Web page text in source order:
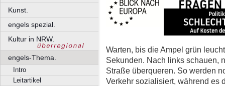
Kunst.
engels spezial.
Kultur in NRW.
engels-Thema.
Intro
Leitartikel
Warten, bis die Ampel grün
Sekunden. Nach links schauen,
Straße überqueren. So werden
Verkehr sozialisiert, während es